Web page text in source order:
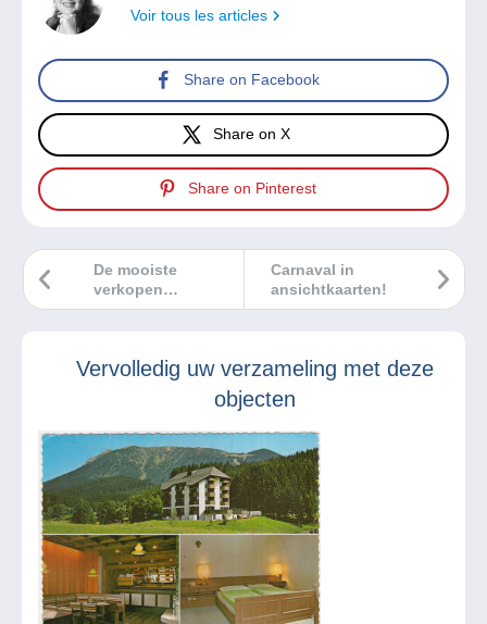
Voir tous les articles
Share on Facebook
Share on X
Share on Pinterest
Carnaval in
ansichtkaarten!
De mooiste
verkopen
Delcampe maart
Vervolledig uw verzameling met deze
objecten